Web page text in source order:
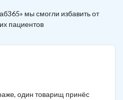
мы смогли избавить от
пациентов
один товарищ принёс